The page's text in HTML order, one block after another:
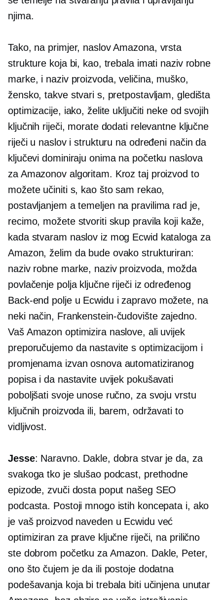
njima.
Tako, na primjer, naslov Amazona, vrsta
strukture koja bi, kao, trebala imati naziv robne
marke, i naziv proizvoda, veličina, muško,
žensko, takve stvari s, pretpostavljam, gledišta
optimizacije, iako, želite uključiti neke od svojih
ključnih riječi, morate dodati relevantne ključne
riječi u naslov i strukturu na određeni način da
ključevi dominiraju onima na početku naslova
za Amazonov algoritam. Kroz taj proizvod to
možete učiniti s, kao što sam rekao,
postavljanjem atemeljen na pravilima rad je,
recimo, možete stvoriti skup pravila koji kaže,
kada stvaram naslov iz mog Ecwid kataloga za
Amazon, želim da bude ovako strukturiran:
naziv robne marke, naziv proizvoda, možda
povlačenje polja ključne riječi iz određenog
Back-end polje u Ecwidu i zapravo možete, na
neki način, Frankenstein-čudovištezajedno.
Vaš Amazon optimizira naslove, ali uvijek
preporučujemo da nastavite s optimizacijom i
promjenama izvan osnova automatiziranog
popisa i da nastavite uvijek pokušavati
poboljšati svoje unose ručno, za svoju vrstu
ključnih proizvoda ili, barem, održavati to
vidljivost.
Jesse: Naravno. Dakle, dobra stvar je da, za
svakoga tko je slušao podcast, prethodne
epizode, zvuči dosta poput našeg SEO
podcasta. Postoji mnogo istih koncepata i, ako
je vaš proizvod naveden u Ecwidu već
optimiziran za prave ključne riječi, na prilično
ste dobrom početku za Amazon. Dakle, Peter,
ono što čujem je da ili postoje dodatna
podešavanja koja bi trebala biti učinjena unutar